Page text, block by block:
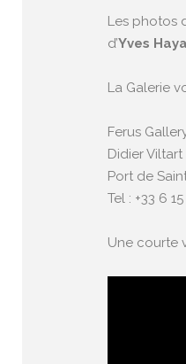
Les photos
d’Yves
La Galerie
Ferus
Didier Viltart
Port de
Tel : +33 6
Une courte